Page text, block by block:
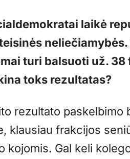
laikė
turi balsuoti už.
toks rezultatas?
rezultato paskelbimo
klausiau frakcijos
kojomis. Gal keli